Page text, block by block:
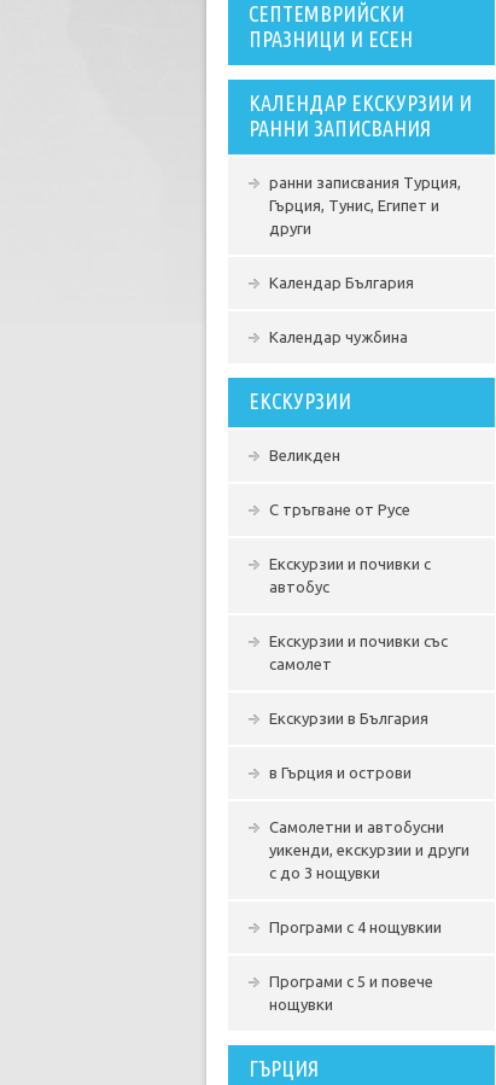
СЕПТЕМВРИЙСКИ
ПРАЗНИЦИ И ЕСЕН
КАЛЕНДАР ЕКСКУРЗИИ И
РАННИ ЗАПИСВАНИЯ
ранни записвания Турция,
Гърция, Тунис, Египет и
други
Календар България
Календар чужбина
ЕКСКУРЗИИ
Великден
С тръгване от Русе
Екскурзии и почивки с
автобус
Екскурзии и почивки със
самолет
Екскурзии в България
в Гърция и острови
Самолетни и автобусни
уикенди, екскурзии и други
с до 3 нощувки
Програми с 4 нощувкии
Програми с 5 и повече
нощувки
ГЪРЦИЯ